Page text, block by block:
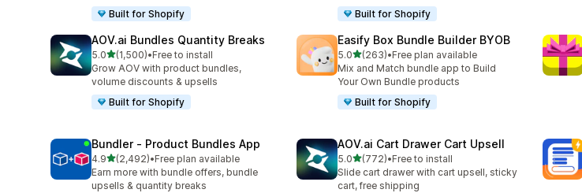
Built for Shopify
Built for Shopify
AOV.ai Bundles Quantity Breaks
5.05つ星中
(1,500)
合計レビュー数：1500件
•Free to install
Grow AOV with product bundles,
volume discounts & upsells
Built for Shopify
Easify Box Bundle Builder BYOB
5.05つ星中
(263)
合計レビュー数：263件
•Free plan available
Mix and Match bundle app to Build
Your Own Bundle products
Built for Shopify
Bundler ‑ Product Bundles App
4.95つ星中
(2,492)
合計レビュー数：2492件
•Free plan available
Earn more with bundle offers, bundle
upsells & quantity breaks
AOV.ai Cart Drawer Cart Upsell
5.05つ星中
(772)
合計レビュー数：772件
•Free to install
Slide cart drawer with cart upsell, sticky
cart, free shipping